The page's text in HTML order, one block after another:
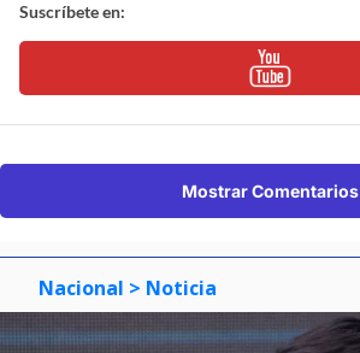
Suscríbete en:
Mostrar Comentarios
Nacional > Noticia